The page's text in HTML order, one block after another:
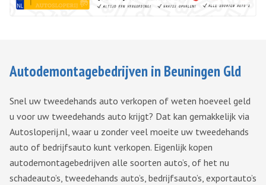
Autodemontagebedrijven in Beuningen Gld
Snel uw tweedehands auto verkopen of weten hoeveel geld
u voor uw tweedehands auto krijgt? Dat kan gemakkelijk via
Autosloperij.nl, waar u zonder veel moeite uw tweedehands
auto of bedrijfsauto kunt verkopen. Eigenlijk kopen
autodemontagebedrijven alle soorten auto’s, of het nu
schadeauto’s, tweedehands auto’s, bedrijfsauto’s, exportauto’s